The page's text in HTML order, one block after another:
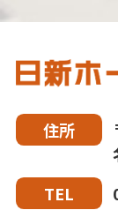
住所
TEL